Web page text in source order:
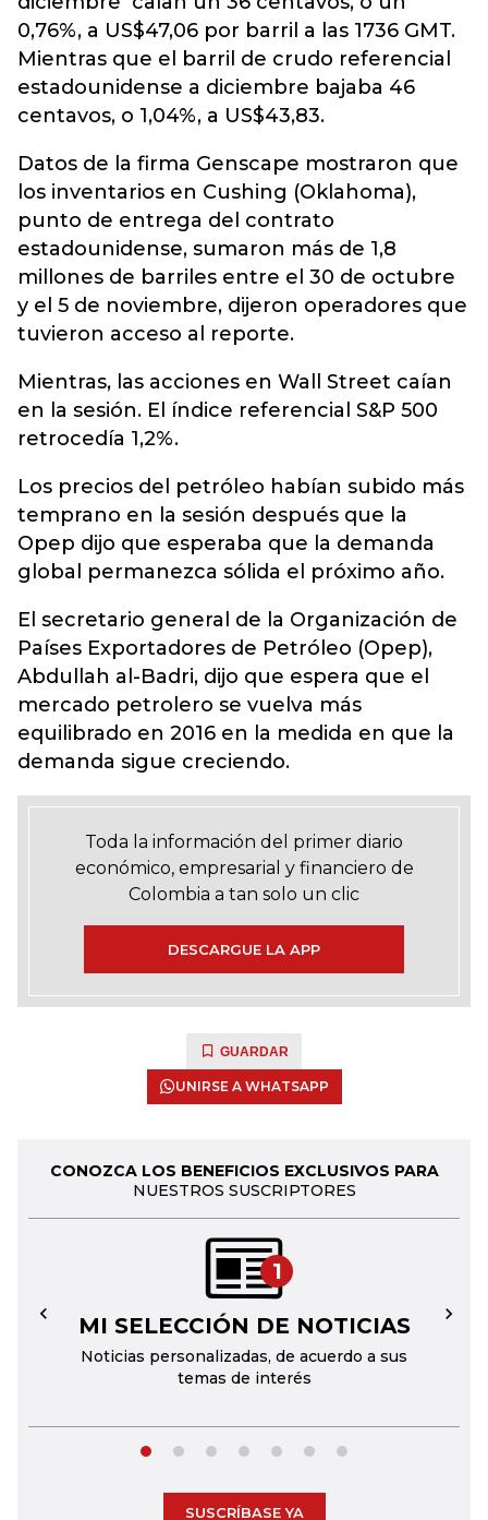
0,76%, a US$47,06 por barril a las 1736 GMT.
Mientras que el barril de crudo referencial
estadounidense a diciembre bajaba 46
centavos, o 1,04%, a US$43,83.
Datos de la firma Genscape mostraron que
los inventarios en Cushing (Oklahoma),
punto de entrega del contrato
estadounidense, sumaron más de 1,8
millones de barriles entre el 30 de octubre
y el 5 de noviembre, dijeron operadores que
tuvieron acceso al reporte.
Mientras, las acciones en Wall Street caían
en la sesión. El índice referencial S&P 500
retrocedía 1,2%.
Los precios del petróleo habían subido más
temprano en la sesión después que la
Opep dijo que esperaba que la demanda
global permanezca sólida el próximo año.
El secretario general de la Organización de
Países Exportadores de Petróleo (Opep),
Abdullah al-Badri, dijo que espera que el
mercado petrolero se vuelva más
equilibrado en 2016 en la medida en que la
demanda sigue creciendo.
Toda la información del primer diario
económico, empresarial y financiero de
Colombia a tan solo un clic
DESCARGUE LA APP
GUARDAR
UNIRSE A WHATSAPP
CONOZCA LOS BENEFICIOS EXCLUSIVOS PARA
NUESTROS SUSCRIPTORES
1
MI SELECCIÓN DE NOTICIAS
Noticias personalizadas, de acuerdo a sus
temas de interés
← →
SUSCRÍBASE YA